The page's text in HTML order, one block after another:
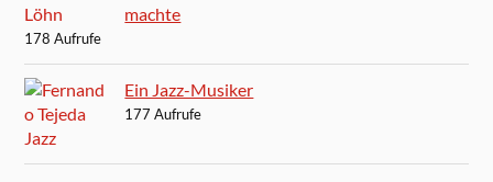
machte
178 Aufrufe
Ein Jazz-Musiker
177 Aufrufe